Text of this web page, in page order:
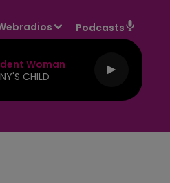
Podcasts
Woman
CHILD